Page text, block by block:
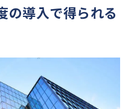
の導入で得られる